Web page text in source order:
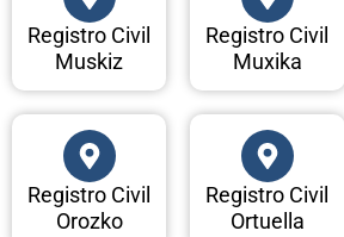
Registro Civil
Muskiz
Registro Civil
Muxika
Registro Civil
Orozko
Registro Civil
Ortuella